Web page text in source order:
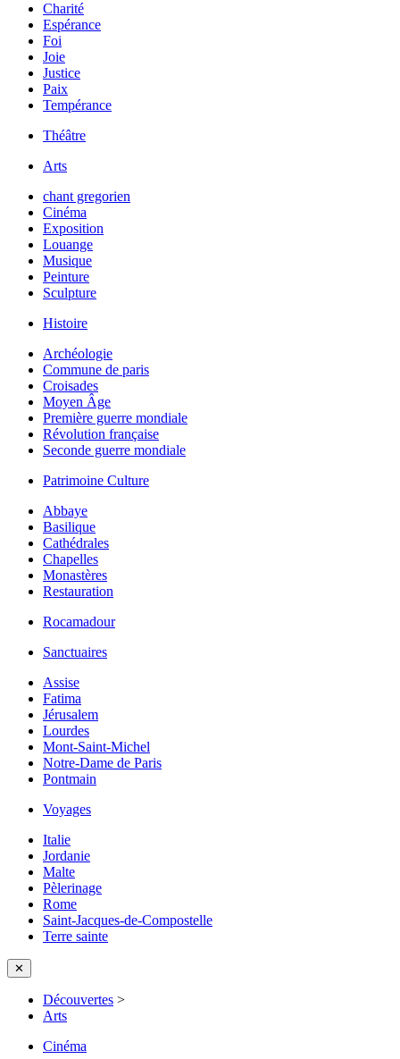
Charité
Espérance
Foi
Joie
Justice
Paix
Tempérance
Théâtre
Arts
chant gregorien
Cinéma
Exposition
Louange
Musique
Peinture
Sculpture
Histoire
Archéologie
Commune de paris
Croisades
Moyen Âge
Première guerre mondiale
Révolution française
Seconde guerre mondiale
Patrimoine Culture
Abbaye
Basilique
Cathédrales
Chapelles
Monastères
Restauration
Rocamadour
Sanctuaires
Assise
Fatima
Jérusalem
Lourdes
Mont-Saint-Michel
Notre-Dame de Paris
Pontmain
Voyages
Italie
Jordanie
Malte
Pèlerinage
Rome
Saint-Jacques-de-Compostelle
Terre sainte
✕
Découvertes >
Arts
Cinéma